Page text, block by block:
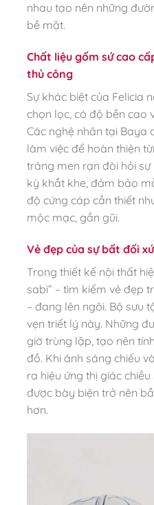
nhau tạo nên những
bề mặt.
Chất liệu gốm sứ cao
thủ công
Sự khác biệt của Felicia
chọn lọc, có độ bền cao
Các nghệ nhân tại
làm việc để hoàn thiện
tráng men rạn đòi hỏi
kỳ khắt khe, đảm bảo
độ cứng cáp cần thiết
mộc mạc, gần gũi.
Vẻ đẹp của sự bất đối
Trong thiết kế nội thất
sabi” – tìm kiếm vẻ đẹp
– đang lên ngôi. Bộ sưu
vẹn triết lý này. Những
giờ trùng lặp, tạo nên tính
đồ. Khi ánh sáng chiếu
ra hiệu ứng thị giác
được bày biện trở nên
hơn.